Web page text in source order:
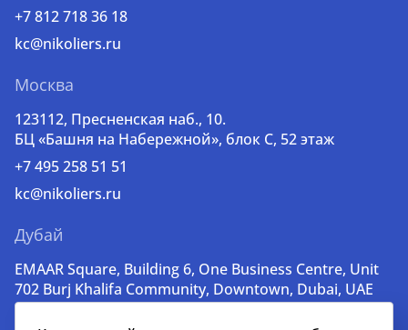
+7 812 718 36 18
kc@nikoliers.ru
Москва
123112, Пресненская наб., 10.
БЦ «Башня на Набережной», блок С, 52 этаж
+7 495 258 51 51
kc@nikoliers.ru
Дубай
EMAAR Square, Building 6, One Business Centre, Unit
702 Burj Khalifa Community, Downtown, Dubai, UAE